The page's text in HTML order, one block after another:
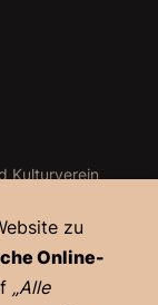
Kulturverein
zu
Online-
„Alle